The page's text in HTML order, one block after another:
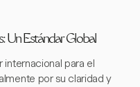
Un Estándar Global
internacional para el
por su claridad y